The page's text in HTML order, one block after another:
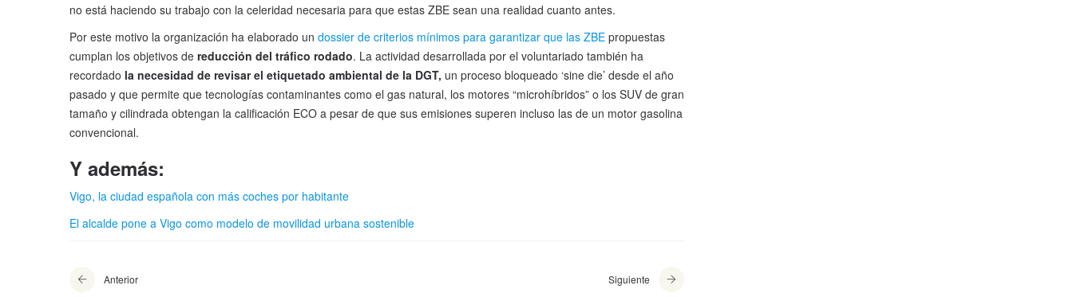
no está haciendo su trabajo con la celeridad necesaria para que estas ZBE sean una realidad cuanto antes.
Por este motivo la organización ha elaborado un dossier de criterios mínimos para garantizar que las ZBE propuestas
cumplan los objetivos de reducción del tráfico rodado. La actividad desarrollada por el voluntariado también ha
recordado la necesidad de revisar el etiquetado ambiental de la DGT, un proceso bloqueado ‘sine die’ desde el año
pasado y que permite que tecnologías contaminantes como el gas natural, los motores “microhíbridos” o los SUV de gran
tamaño y cilindrada obtengan la calificación ECO a pesar de que sus emisiones superen incluso las de un motor gasolina
convencional.
Y además:
Vigo, la ciudad española con más coches por habitante
El alcalde pone a Vigo como modelo de movilidad urbana sostenible
Anterior Siguiente